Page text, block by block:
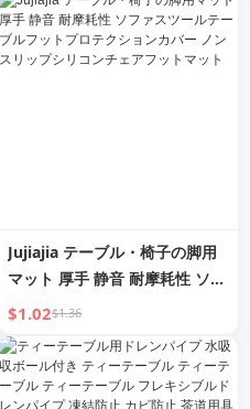
暖光 スタディランプ
Jujiajia テーブル・椅子の脚用
マット 厚手 静音 耐摩耗性 ソフ
ァスツールテーブルフットプロ
テクションカバー ノンスリップ
シリコンチェアフットマット
$1.02$1.36